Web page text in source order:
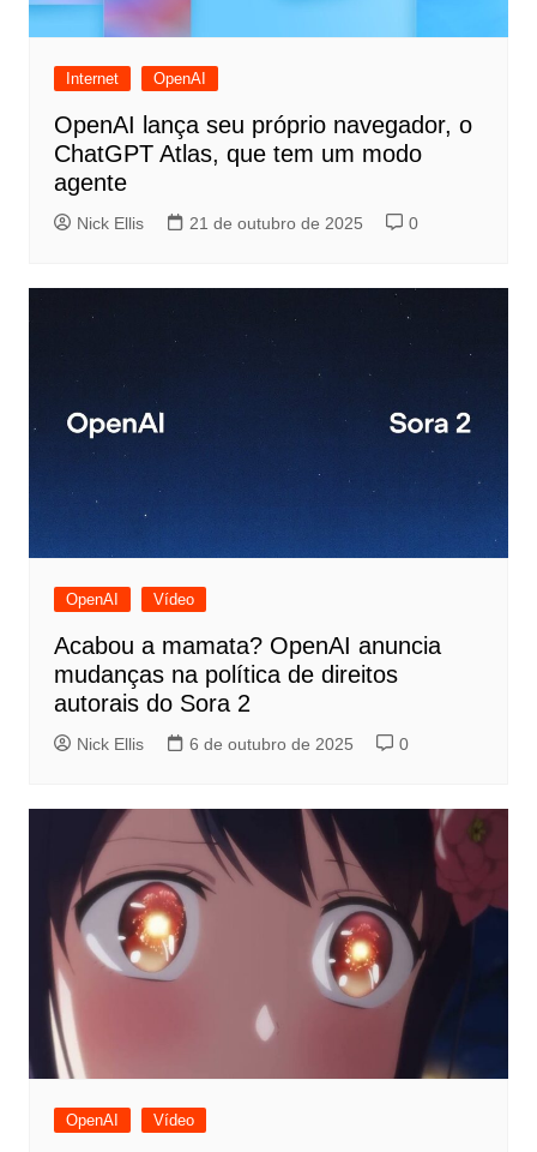
Internet OpenAI
OpenAI lança seu próprio navegador, o
ChatGPT Atlas, que tem um modo
agente
Nick Ellis 21 de outubro de 2025 0
OpenAI Vídeo
Acabou a mamata? OpenAI anuncia
mudanças na política de direitos
autorais do Sora 2
Nick Ellis 6 de outubro de 2025 0
OpenAI Vídeo